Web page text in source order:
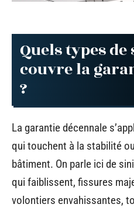
Quels types
couvre la
?
La garantie décennale
qui touchent à la stabilité
bâtiment. On parle ici de
qui faiblissent, fissures
volontiers envahissantes,